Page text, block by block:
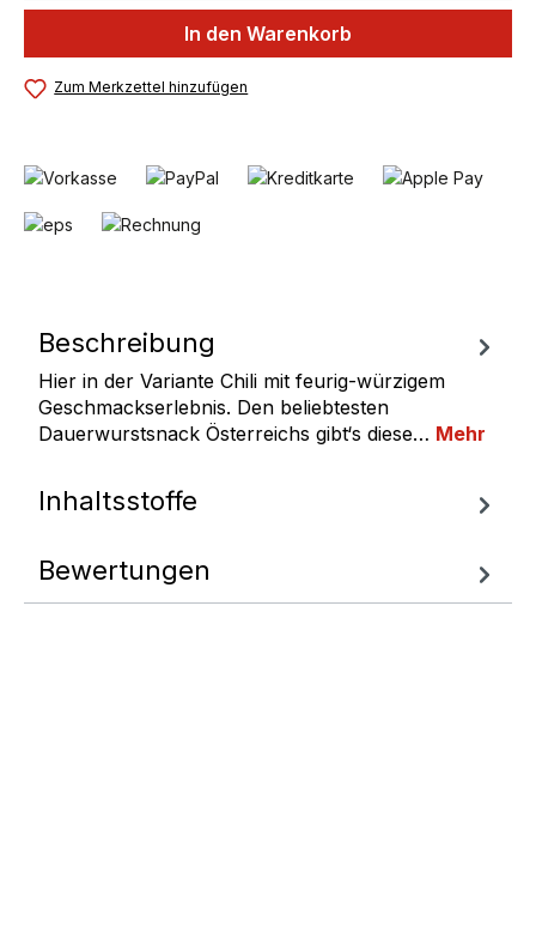
In den Warenkorb
Zum Merkzettel hinzufügen
Beschreibung
Hier in der Variante Chili mit feurig-würzigem
Geschmackserlebnis. Den beliebtesten
Dauerwurstsnack Österreichs gibt‘s diese… Mehr
Inhaltsstoffe
Bewertungen